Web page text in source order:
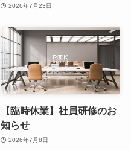
2026年7月23日
【臨時休業】社員研修のお
知らせ
2026年7月8日